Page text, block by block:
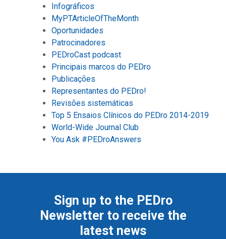
Infográficos
MyPTArticleOfTheMonth
Oportunidades
Patrocinadores
PEDroCast podcast
Principais marcos do PEDro
Publicações
Representantes do PEDro!
Revisões sistemáticas
Top 5 Ensaios Clínicos do PEDro 2014-2019
World-Wide Journal Club
You Ask #PEDroAnswers
Sign up to the PEDro
Newsletter to receive the
latest news